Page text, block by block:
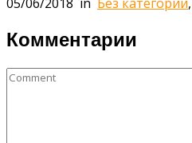
Комментарии